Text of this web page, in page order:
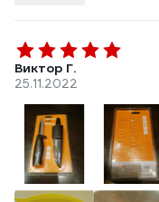
Виктор Г.
25.11.2022